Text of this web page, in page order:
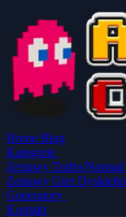
Home Blog
Kategorie
Zestawy Turbo/Normal
Zestawy Gier Dyskietki
Generatory
Kontakt